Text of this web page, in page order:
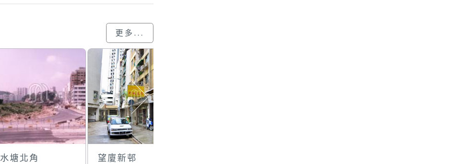
更多...
水塘北角 望廈新邨